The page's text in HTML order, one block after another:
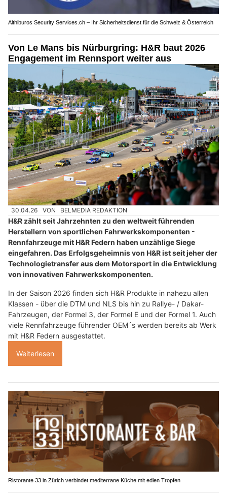
Althiburos Security Services.ch – Ihr Sicherheitsdienst für die Schweiz & Österreich
Von Le Mans bis Nürburgring: H&R baut 2026
Engagement im Rennsport weiter aus
30.04.26 VON BELMEDIA REDAKTION
H&R zählt seit Jahrzehnten zu den weltweit führenden
Herstellern von sportlichen Fahrwerkskomponenten -
Rennfahrzeuge mit H&R Federn haben unzählige Siege
eingefahren. Das Erfolgsgeheimnis von H&R ist seit jeher der
Technologietransfer aus dem Motorsport in die Entwicklung
von innovativen Fahrwerkskomponenten.
In der Saison 2026 finden sich H&R Produkte in nahezu allen
Klassen - über die DTM und NLS bis hin zu Rallye- / Dakar-
Fahrzeugen, der Formel 3, der Formel E und der Formel 1. Auch
viele Rennfahrzeuge führender OEM´s werden bereits ab Werk
mit H&R Federn ausgestattet.
Weiterlesen
Ristorante 33 in Zürich verbindet mediterrane Küche mit edlen Tropfen